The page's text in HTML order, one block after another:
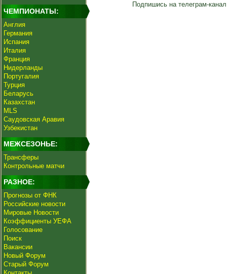
ЧЕМПИОНАТЫ:
Англия
Германия
Испания
Италия
Франция
Нидерланды
Португалия
Турция
Беларусь
Казахстан
MLS
Саудовская Аравия
Узбекистан
МЕЖСЕЗОНЬЕ:
Трансферы
Контрольные матчи
РАЗНОЕ:
Прогнозы от ФНК
Российские новости
Мировые Новости
Коэффициенты УЕФА
Голосование
Поиск
Вакансии
Новый Форум
Старый Форум
Подпишись на телеграм-